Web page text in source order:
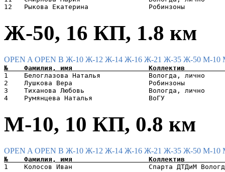
Ж-50, 16 КП, 1.8 км
OPEN A OPEN B Ж-10 Ж-12 Ж-14 Ж-16 Ж-21 Ж-35 Ж-50 М-10
1    Белоглазова Наталья            Вологда,
2    Лушкова Вера                   Робинзоны
3    Тиханова Любовь                Вологда,
М-10, 10 КП, 0.8 км
OPEN A OPEN B Ж-10 Ж-12 Ж-14 Ж-16 Ж-21 Ж-35 Ж-50 М-10
1    Колосов Иван                   Спарта ДТДиМ